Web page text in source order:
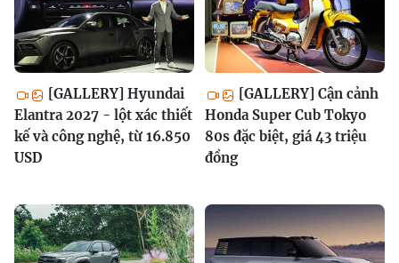
[GALLERY] Hyundai
Elantra 2027 - lột xác thiết
kế và công nghệ, từ 16.850
USD
[GALLERY] Cận cảnh
Honda Super Cub Tokyo
80s đặc biệt, giá 43 triệu
đồng